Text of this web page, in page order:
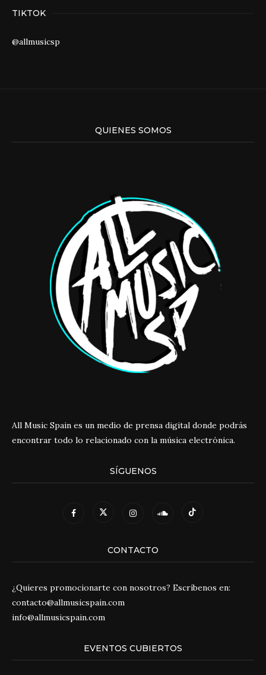
TIKTOK
@allmusicsp
QUIENES SOMOS
All Music Spain es un medio de prensa digital donde podrás
encontrar todo lo relacionado con la música electrónica.
SÍGUENOS
CONTACTO
¿Quieres promocionarte con nosotros? Escríbenos en:
contacto@allmusicspain.com
info@allmusicspain.com
EVENTOS CUBIERTOS